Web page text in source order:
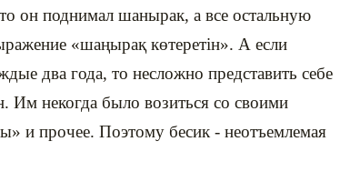
он поднимал шанырак, а все остальную
«шаңырақ көтеретін». А если
два года, то несложно представить себе
некогда было возиться со своими
и прочее. Поэтому бесик - неотъемлемая